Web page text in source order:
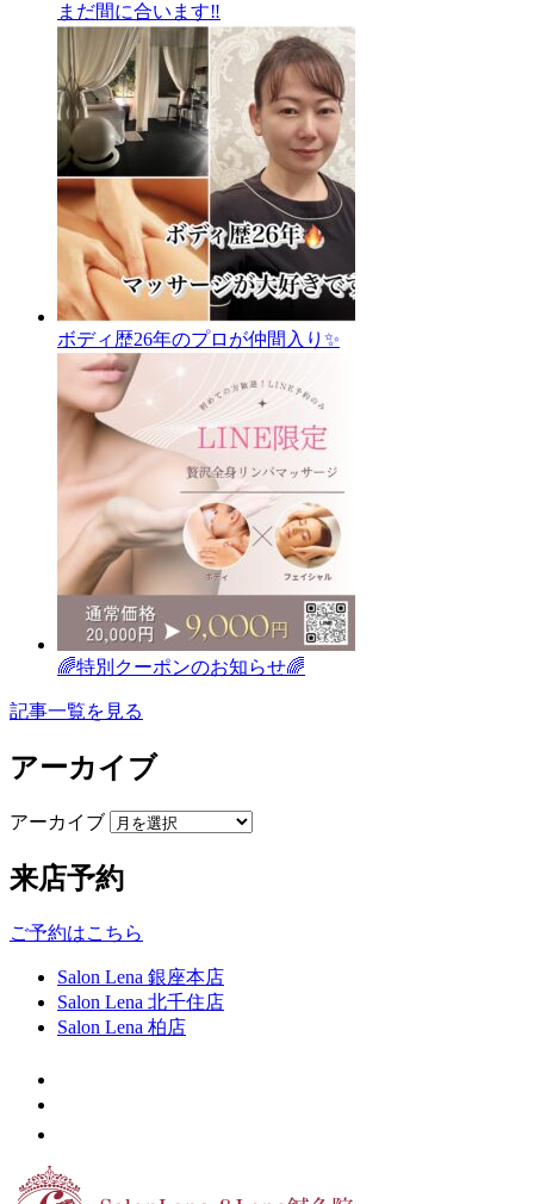
まだ間に合います‼️
ボディ歴26年のプロが仲間入り✨
🌈特別クーポンのお知らせ🌈
記事一覧を見る
アーカイブ
アーカイブ
来店予約
ご予約はこちら
Salon Lena 銀座本店
Salon Lena 北千住店
Salon Lena 柏店